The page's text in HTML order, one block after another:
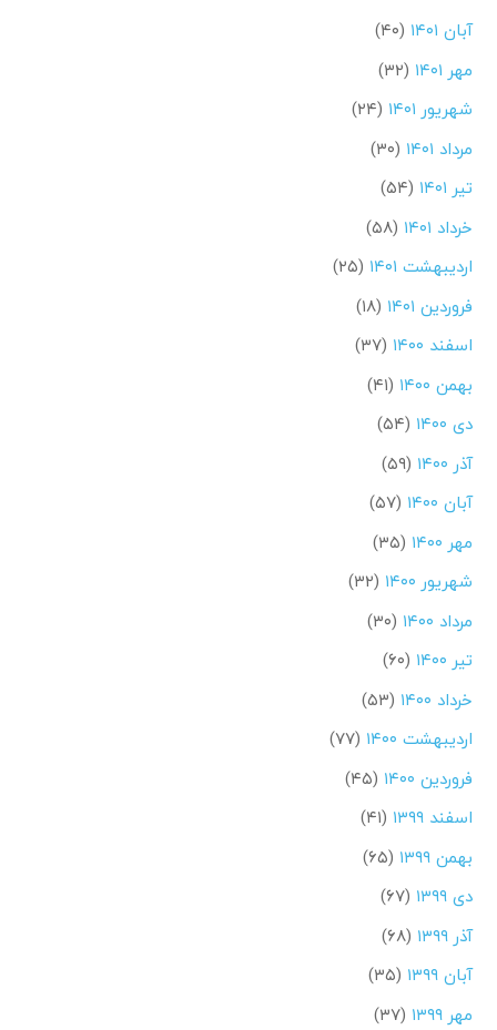
آبان ۱۴۰۱
(۴۰)
مهر ۱۴۰۱
(۳۲)
شهریور ۱۴۰۱
(۲۴)
مرداد ۱۴۰۱
(۳۰)
تیر ۱۴۰۱
(۵۴)
خرداد ۱۴۰۱
(۵۸)
اردیبهشت ۱۴۰۱
(۲۵)
فروردین ۱۴۰۱
(۱۸)
اسفند ۱۴۰۰
(۳۷)
بهمن ۱۴۰۰
(۴۱)
دی ۱۴۰۰
(۵۴)
آذر ۱۴۰۰
(۵۹)
آبان ۱۴۰۰
(۵۷)
مهر ۱۴۰۰
(۳۵)
شهریور ۱۴۰۰
(۳۲)
مرداد ۱۴۰۰
(۳۰)
تیر ۱۴۰۰
(۶۰)
خرداد ۱۴۰۰
(۵۳)
اردیبهشت ۱۴۰۰
(۷۷)
فروردین ۱۴۰۰
(۴۵)
اسفند ۱۳۹۹
(۴۱)
بهمن ۱۳۹۹
(۶۵)
دی ۱۳۹۹
(۶۷)
آذر ۱۳۹۹
(۶۸)
آبان ۱۳۹۹
(۳۵)
مهر ۱۳۹۹
(۳۷)